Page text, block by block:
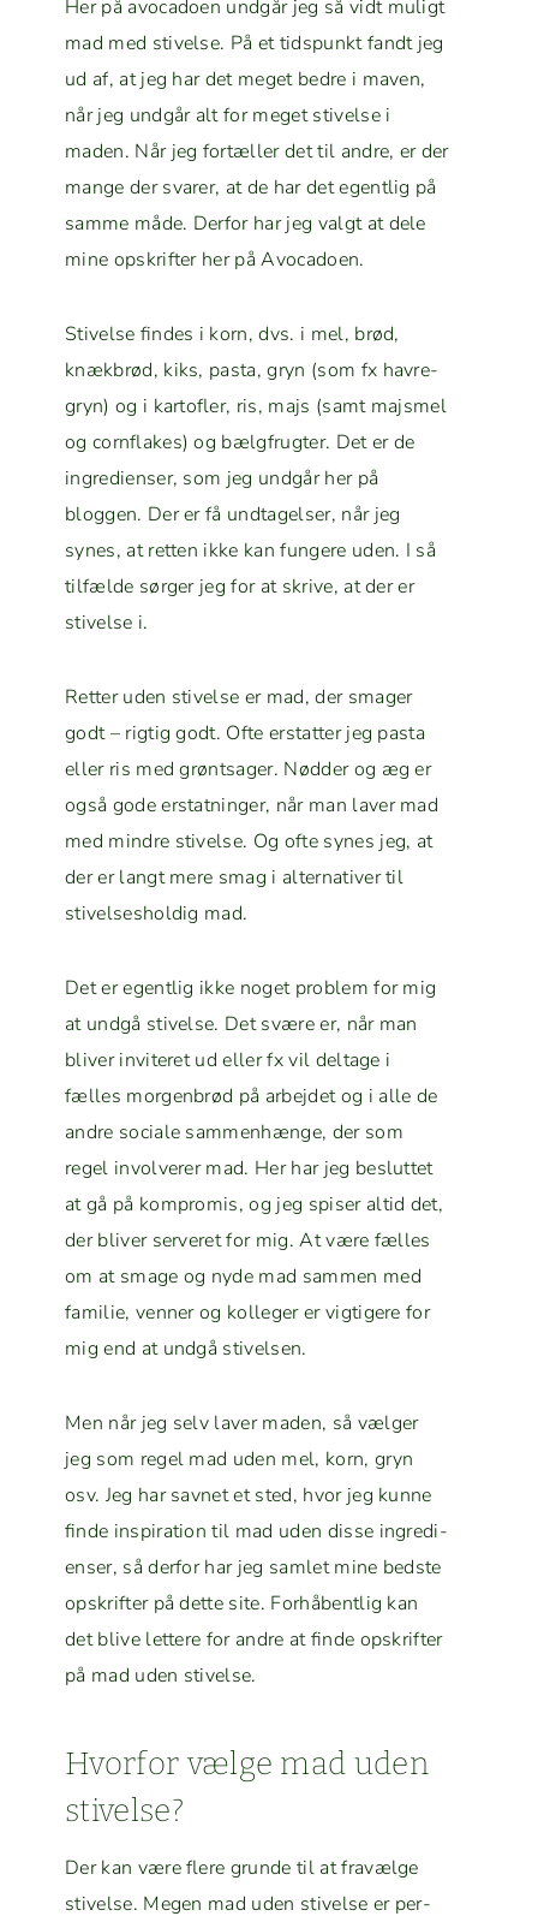
Her på avo­ca­doen undgår jeg så vidt muligt
mad med stivelse. På et tid­spunkt fandt jeg
ud af, at jeg har det meget bedre i maven,
når jeg undgår alt for meget stivelse i
maden. Når jeg fortæller det til andre, er der
mange der svar­er, at de har det egentlig på
samme måde. Der­for har jeg val­gt at dele
mine opskrifter her på Avocadoen.
Stivelse find­es i korn, dvs. i mel, brød,
knæk­brød, kiks, pas­ta, gryn (som fx havre­
gryn) og i kartofler, ris, majs (samt majs­mel
og corn­flakes) og bæl­gfrugter. Det er de
ingre­di­enser, som jeg undgår her på
bloggen. Der er få und­tagelser, når jeg
synes, at ret­ten ikke kan fun­gere uden. I så
til­fælde sørg­er jeg for at skrive, at der er
stivelse i.
Ret­ter uden stivelse er mad, der smager
godt – rigtig godt. Ofte erstat­ter jeg pas­ta
eller ris med grøntsager. Nød­der og æg er
også gode erstat­ninger, når man laver mad
med min­dre stivelse. Og ofte synes jeg, at
der er langt mere smag i alter­na­tiv­er til
stivelse­sh­oldig mad.
Det er egentlig ikke noget prob­lem for mig
at undgå stivelse. Det svære er, når man
bliv­er inviteret ud eller fx vil delt­age i
fælles mor­gen­brød på arbe­jdet og i alle de
andre sociale sam­men­hænge, der som
regel involver­er mad. Her har jeg beslut­tet
at gå på kom­pro­mis, og jeg spis­er altid det,
der bliv­er serveret for mig. At være fælles
om at smage og nyde mad sam­men med
fam­i­lie, ven­ner og kol­leger er vigtigere for
mig end at undgå stivelsen.
Men når jeg selv laver maden, så væl­ger
jeg som regel mad uden mel, korn, gryn
osv. Jeg har savnet et sted, hvor jeg kunne
finde inspi­ra­tion til mad uden disse ingre­di­
enser, så der­for har jeg sam­let mine bed­ste
opskrifter på dette site. Forhåbentlig kan
det blive let­tere for andre at finde opskrifter
på mad uden stivelse.
Hvor­for vælge mad uden
stivelse?
Der kan være flere grunde til at fravælge
stivelse. Megen mad uden stivelse er per­